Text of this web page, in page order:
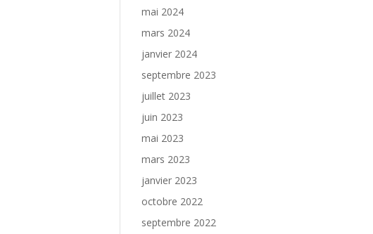
mai 2024
mars 2024
janvier 2024
septembre 2023
juillet 2023
juin 2023
mai 2023
mars 2023
janvier 2023
octobre 2022
septembre 2022